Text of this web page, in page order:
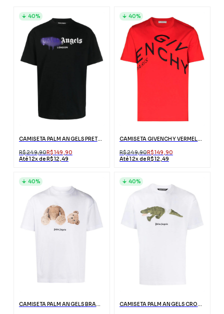
CAMISETA PALM ANGELS PRETA LONDON COM LOGO
R$ 249,90R$ 149,90
Até 12x de R$ 12,49
40%
CAMISETA GIVENCHY VERMELHA COM BORDADO ABSTRATO
R$ 249,90R$ 149,90
Até 12x de R$ 12,49
40%
CAMISETA PALM ANGELS BRANCA ESTAMPA URSO
40%
CAMISETA PALM ANGELS CROCODILO BRANCA COM LOGO
40%